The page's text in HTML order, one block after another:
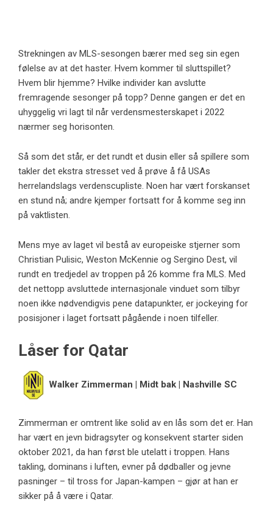
Strekningen av MLS-sesongen bærer med seg sin egen
følelse av at det haster. Hvem kommer til sluttspillet?
Hvem blir hjemme? Hvilke individer kan avslutte
fremragende sesonger på topp? Denne gangen er det en
uhyggelig vri lagt til når verdensmesterskapet i 2022
nærmer seg horisonten.
Så som det står, er det rundt et dusin eller så spillere som
takler det ekstra stresset ved å prøve å få USAs
herrelandslags verdenscupliste. Noen har vært forskanset
en stund nå; andre kjemper fortsatt for å komme seg inn
på vaktlisten.
Mens mye av laget vil bestå av europeiske stjerner som
Christian Pulisic, Weston McKennie og Sergino Dest, vil
rundt en tredjedel av troppen på 26 komme fra MLS. Med
det nettopp avsluttede internasjonale vinduet som tilbyr
noen ikke nødvendigvis pene datapunkter, er jockeying for
posisjoner i laget fortsatt pågående i noen tilfeller.
Låser for Qatar
Walker Zimmerman | Midt bak | Nashville SC
Zimmerman er omtrent like solid av en lås som det er. Han
har vært en jevn bidragsyter og konsekvent starter siden
oktober 2021, da han først ble utelatt i troppen. Hans
takling, dominans i luften, evner på dødballer og jevne
pasninger – til tross for Japan-kampen – gjør at han er
sikker på å være i Qatar.